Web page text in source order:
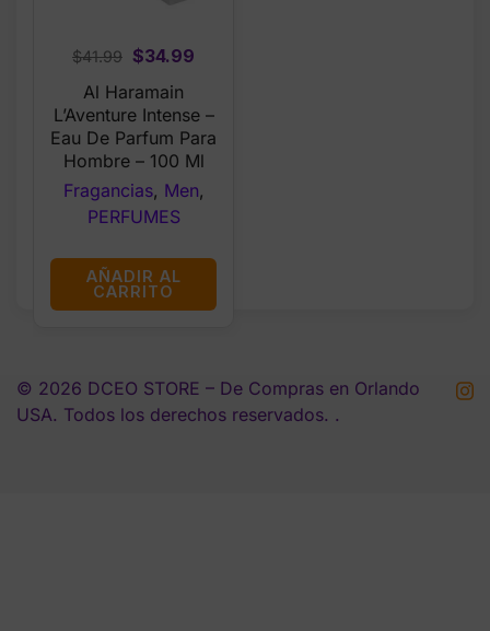
$41.99 Original
price
was:
$41.99.
$34.99
is:
$34.99.
Al Haramain
L’Aventure Intense –
Eau De Parfum Para
Hombre – 100 Ml
Fragancias, Men,
PERFUMES
AÑADIR AL
CARRITO
© 2026 DCEO STORE – De Compras en Orlando
USA. Todos los derechos reservados. .